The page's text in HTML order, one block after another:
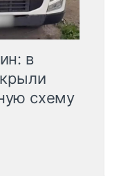
в
схему